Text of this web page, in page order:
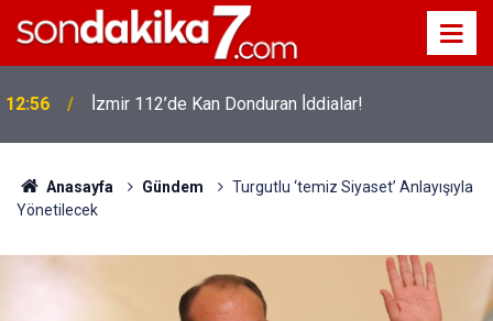
12:56 İ̇zmir 112’de Kan Donduran İ̇ddialar!
Anasayfa Gündem
Turgutlu ‘temiz Siyaset’ Anlayışıyla
Yönetilecek